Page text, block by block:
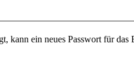
kann ein neues Passwort für das